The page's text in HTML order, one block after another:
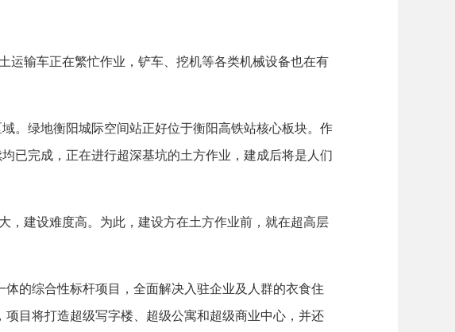
输车正在繁忙作业，铲车、挖机等各类机械设备也在有
绿地衡阳城际空间站正好位于衡阳高铁站核心板块。作
已完成，正在进行超深基坑的土方作业，建成后将是人们
建设难度高。为此，建设方在土方作业前，就在超高层
的综合性标杆项目，全面解决入驻企业及人群的衣食住
目将打造超级写字楼、超级公寓和超级商业中心，并还